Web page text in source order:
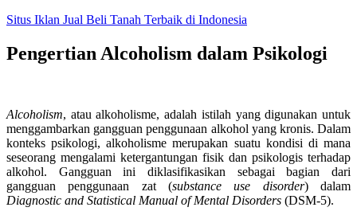
Skip
content
Situs Iklan Jual Beli Tanah Terbaik di Indonesia
Pengertian Alcoholism dalam Psikologi
Alcoholism, atau alkoholisme, adalah istilah yang digunakan untuk
menggambarkan gangguan penggunaan alkohol yang kronis. Dalam
konteks psikologi, alkoholisme merupakan suatu kondisi di mana
seseorang mengalami ketergantungan fisik dan psikologis terhadap
alkohol. Gangguan ini diklasifikasikan sebagai bagian dari
gangguan penggunaan zat (substance use disorder) dalam
Diagnostic and Statistical Manual of Mental Disorders (DSM-5).